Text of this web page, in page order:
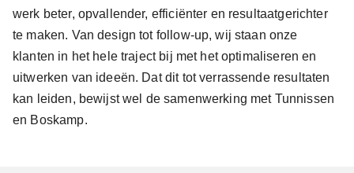
werk beter, opvallender, efficiënter en resultaatgerichter
te maken. Van design tot follow-up, wij staan onze
klanten in het hele traject bij met het optimaliseren en
uitwerken van ideeën. Dat dit tot verrassende resultaten
kan leiden, bewijst wel de samenwerking met Tunnissen
en Boskamp.